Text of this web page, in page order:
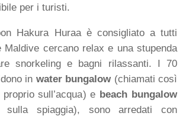
per i turisti.
Hakura Huraa è consigliato a tutti
Maldive cercano relax e una stupenda
snorkeling e bagni rilassanti. I 70
in water bungalow (chiamati così
sull’acqua) e beach bungalow
sulla spiaggia), sono arredati con